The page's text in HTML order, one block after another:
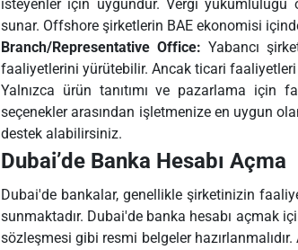
isteyenler için uygundur. Vergi yükümlülüğü
sunar. Offshore şirketlerin BAE ekonomisi
Branch/Representative Office: Yabancı
faaliyetlerini yürütebilir. Ancak ticari faaliyetleri
Yalnızca ürün tanıtımı ve pazarlama için
seçenekler arasından işletmenize en uygun
destek alabilirsiniz.
Dubai’de Banka Hesabı Açma
Dubai'de bankalar, genellikle şirketinizin
sunmaktadır. Dubai'de banka hesabı açmak
sözleşmesi gibi resmi belgeler